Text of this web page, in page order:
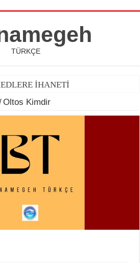
TÜRKÇE
İHANETİ
Oltos Kimdir